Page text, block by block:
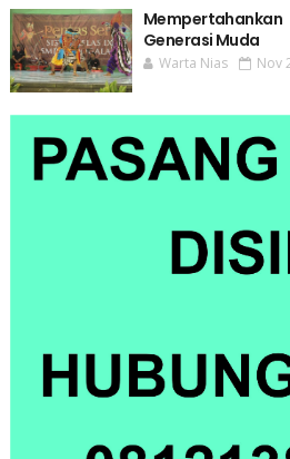
Generasi Muda
Warta Nias Nov